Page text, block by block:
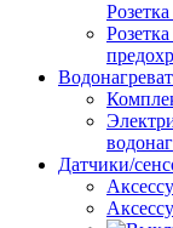
Датчики/